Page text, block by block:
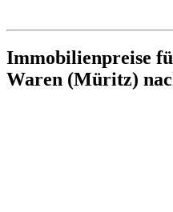
Immobilienpreise
Waren (Müritz)